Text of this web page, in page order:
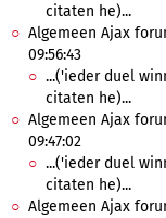
citaten he)...
Algemeen Ajax
09:56:43
...('ieder duel
citaten he)...
Algemeen Ajax
09:47:02
...('ieder duel
citaten he)...
Algemeen Ajax